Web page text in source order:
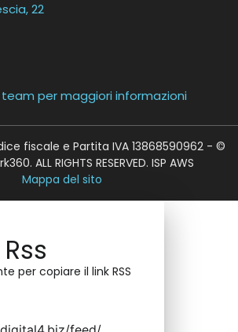
22
per maggiori informazioni
fiscale e Partita IVA 13868590962 - ©
ALL RIGHTS RESERVED. ISP AWS
Mappa del sito
per copiare il link RSS